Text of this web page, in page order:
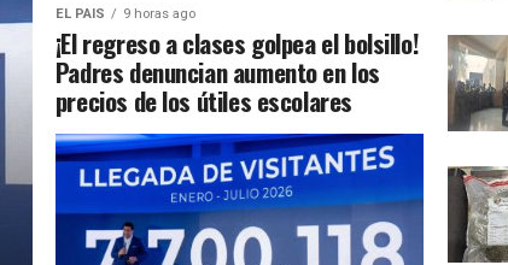
EL PAIS 9 horas ago
¡El regreso a clases golpea el bolsillo!
Padres denuncian aumento en los
precios de los útiles escolares